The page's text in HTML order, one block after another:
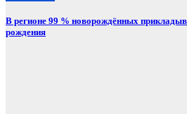
В регионе 99 % новорождённых
рождения